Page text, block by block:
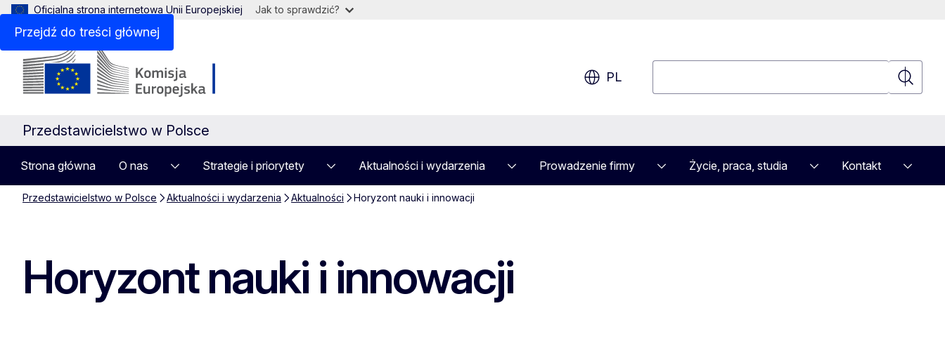
Przejdź do treści głównej
Oficjalna strona internetowa Unii Europejskiej Jak to sprawdzić?
PL
Przedstawicielstwo w Polsce
Strona główna O nas Strategie i priorytety Aktualności i wydarzenia Prowadzenie firmy Życie, praca, studia Kontakt
Przedstawicielstwo w Polsce Aktualności i wydarzenia Aktualności Horyzont nauki i innowacji
Horyzont nauki i innowacji